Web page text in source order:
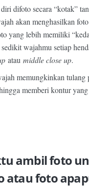
difoto secara “kotak”
akan menghasilkan
yang lebih memiliki
wajahmu setiap
ataumiddle close up.
memungkinkan tulang
memberi kontur
ambil foto
atau foto